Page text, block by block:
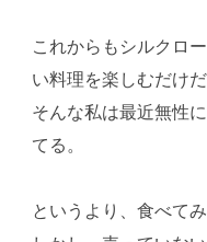
これからもシルクロ
い料理を楽しむだけだ
そんな私は最近無性
てる。
というより、食べてみ